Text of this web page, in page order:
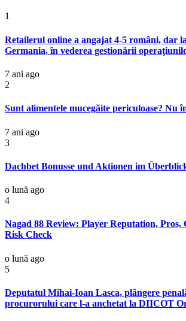
1
Retailerul online a angajat 4-5 români, dar
Germania, în vederea gestionării
7 ani ago
2
Sunt alimentele mucegăite periculoase? Nu
7 ani ago
3
Dachbet Bonusse und Aktionen im
o lună ago
4
Nagad 88 Review: Player Reputation, Pros,
Risk Check
o lună ago
5
Deputatul Mihai-Ioan Lasca, plângere
procurorului care l-a anchetat la DIICOT